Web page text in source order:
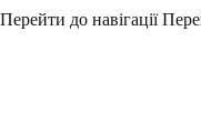
Перейти до навігації